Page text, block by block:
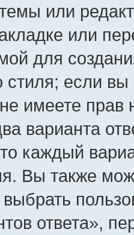
или
или
для
стиля; если
имеете прав
варианта
каждый
Вы также
выбрать
ответа»,